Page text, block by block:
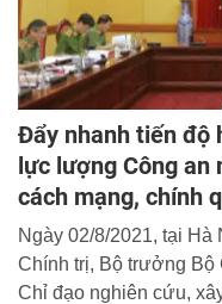
Đẩy nhanh tiến độ
lực lượng Công an
cách mạng, chính
Ngày 02/8/2021, tại
Chính trị, Bộ trưởng Bộ
Chỉ đạo nghiên cứu,